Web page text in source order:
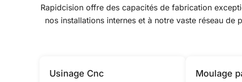
Rapidcision offre des capacités de fabrication
nos installations internes et à notre vaste réseau
Usinage Cnc Moulage